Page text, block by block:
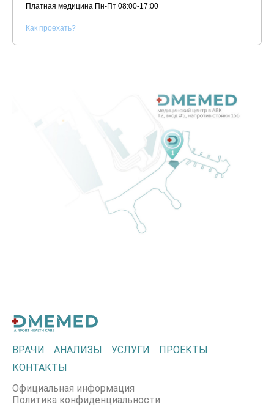
Платная медицина Пн-Пт 08:00-17:00
Как проехать?
ВРАЧИ АНАЛИЗЫ УСЛУГИ
ПРОЕКТЫ
КОНТАКТЫ
Официальная информация
Политика конфиденциальности